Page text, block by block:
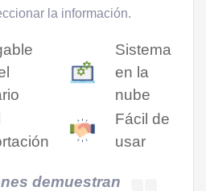
la información.
Sistema
en la
nube
Fácil de
usar
demuestran